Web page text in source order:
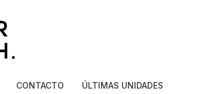
CONTACTO ÚLTIMAS UNIDADES